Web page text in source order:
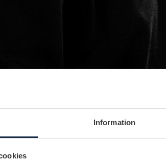
Information